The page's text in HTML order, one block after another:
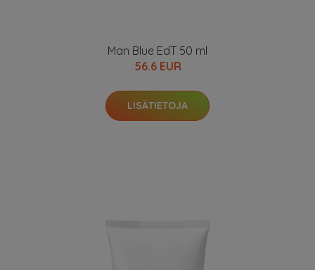
Man Blue EdT 50 ml
56.6 EUR
LISÄTIETOJA